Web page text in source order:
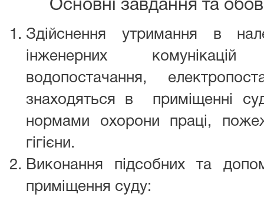
Основні завдання та
Здійснення утримання в
інженерних
водопостачання,
знаходяться в приміщенні
нормами охорони праці,
гігієни.
Виконання підсобних та
приміщення суду: